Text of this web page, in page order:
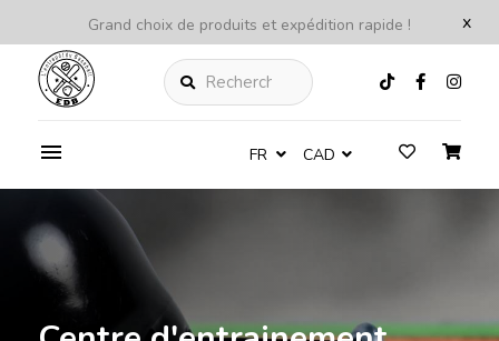
x
Grand choix de produits et expédition rapide !
Rechercher
FR CAD